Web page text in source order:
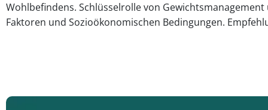
Wohlbefindens. Schlüsselrolle von
Faktoren und Sozioökonomischen Bedingungen.